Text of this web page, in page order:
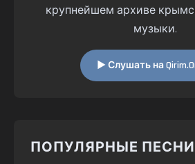
крупнейшем архиве
музыки.
▶ Слушать на
ПОПУЛЯРНЫЕ ПЕСНИ